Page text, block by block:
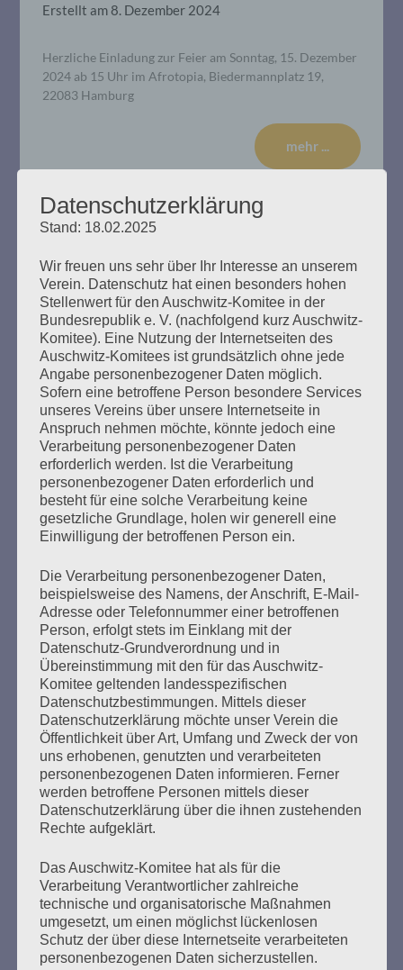
Erstellt am8. Dezember 2024
Herzliche Einladung zur Feier am Sonntag, 15. Dezember
2024 ab 15 Uhr im Afrotopia, Biedermannplatz 19,
22083 Hamburg
mehr ...
spricht
Erstellt am8. Dezember 2024
Ein Buch zum 100. Geburtstag von Esther Bejarano. Hrsg.
vom Auschwitz-Komitee in der Bundesrepublik
Deutschland e. V., Zusammengestellt von Helga Obens
und Susanne Kondoch-Klockow, mit einem Beitrag von
Detlef Garbe
mehr ...
Seitennummerierung
der
Beiträge
Zurück 4 Weiter
Der 8. Mai ist ein Tag der Hoffnung, ein Tag des
Nachdenkens!
Esther Bejarano - 26. Januar 2020
Datenschutzerklärung
Stand: 18.02.2025
Wir freuen uns sehr über Ihr Interesse an unserem
Verein. Datenschutz hat einen besonders hohen
Stellenwert für den Auschwitz-Komitee in der
Bundesrepublik e. V. (nachfolgend kurz Auschwitz-
Komitee). Eine Nutzung der Internetseiten des
Auschwitz-Komitees ist grundsätzlich ohne jede
Angabe personenbezogener Daten möglich.
Sofern eine betroffene Person besondere Services
unseres Vereins über unsere Internetseite in
Anspruch nehmen möchte, könnte jedoch eine
Verarbeitung personenbezogener Daten
erforderlich werden. Ist die Verarbeitung
personenbezogener Daten erforderlich und
besteht für eine solche Verarbeitung keine
gesetzliche Grundlage, holen wir generell eine
Einwilligung der betroffenen Person ein.
Die Verarbeitung personenbezogener Daten,
beispielsweise des Namens, der Anschrift, E-Mail-
Adresse oder Telefonnummer einer betroffenen
Person, erfolgt stets im Einklang mit der
Datenschutz-Grundverordnung und in
Übereinstimmung mit den für das Auschwitz-
Komitee geltenden landesspezifischen
Datenschutzbestimmungen. Mittels dieser
Datenschutzerklärung möchte unser Verein die
Öffentlichkeit über Art, Umfang und Zweck der von
uns erhobenen, genutzten und verarbeiteten
personenbezogenen Daten informieren. Ferner
werden betroffene Personen mittels dieser
Datenschutzerklärung über die ihnen zustehenden
Rechte aufgeklärt.
Das Auschwitz-Komitee hat als für die
Verarbeitung Verantwortlicher zahlreiche
technische und organisatorische Maßnahmen
umgesetzt, um einen möglichst lückenlosen
Schutz der über diese Internetseite verarbeiteten
personenbezogenen Daten sicherzustellen.